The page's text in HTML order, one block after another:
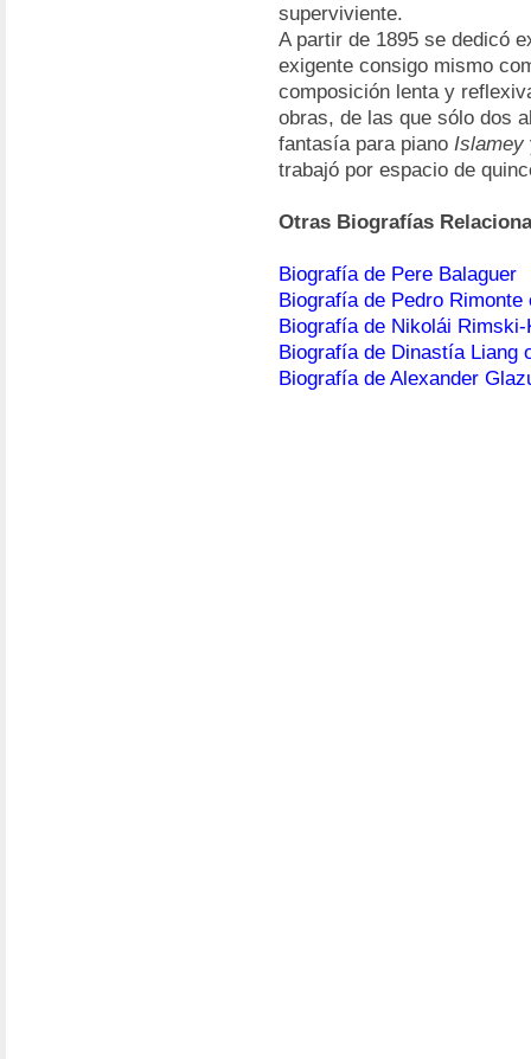
superviviente.
A partir de 1895 se dedicó
exigente consigo mismo
composición lenta y
obras, de las que sólo dos
fantasía para piano Islamey
trabajó por espacio de
Otras Biografías
Biografía de Pere Balaguer
Biografía de Pedro Rimonte
Biografía de Nikolái
Biografía de Dinastía Liang
Biografía de Alexander